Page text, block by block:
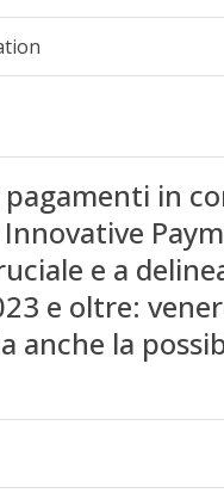
in
Innovative
e a
e oltre:
anche la